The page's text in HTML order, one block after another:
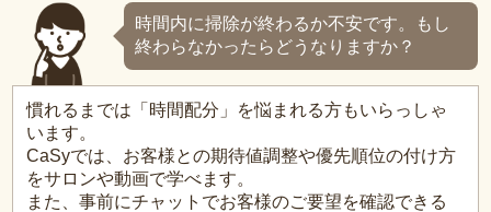
時間内に掃除が終わるか不安です。もし
終わらなかったらどうなりますか？
慣れるまでは「時間配分」を悩まれる方もいらっしゃ
います。
CaSyでは、お客様との期待値調整や優先順位の付け方
をサロンや動画で学べます。
また、事前にチャットでお客様のご要望を確認できる